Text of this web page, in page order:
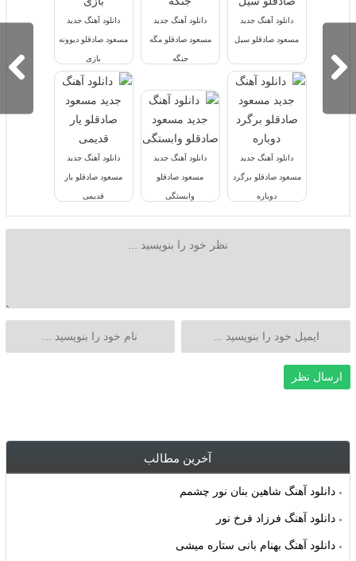
دانلود آهنگ جدید
مسعود صادقلو سیل
دانلود آهنگ جدید
مسعود صادقلو مگه
جنگه
دانلود آهنگ جدید
مسعود صادقلو دیوونه
بازی
دانلود آهنگ جدید
مسعود صادقلو برگرد
دوباره
دانلود آهنگ جدید
مسعود صادقلو
وابستگی
دانلود آهنگ جدید
مسعود صادقلو یار
قدیمی
آخرین مطالب
دانلود آهنگ شاهین بنان نور چشمم
دانلود آهنگ فرزاد فرخ نور
دانلود آهنگ بهنام بانی ستاره میشی